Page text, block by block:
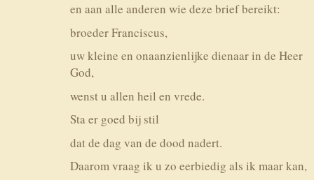
en aan alle anderen wie deze brief bereikt:
broeder Franciscus,
uw kleine en onaan­zienlijke dienaar in de Heer
God,
wenst u allen heil en vrede.
Sta er goed bij stil
dat de dag van de dood nadert.
Daarom vraag ik u zo eerbiedig als ik maar kan,